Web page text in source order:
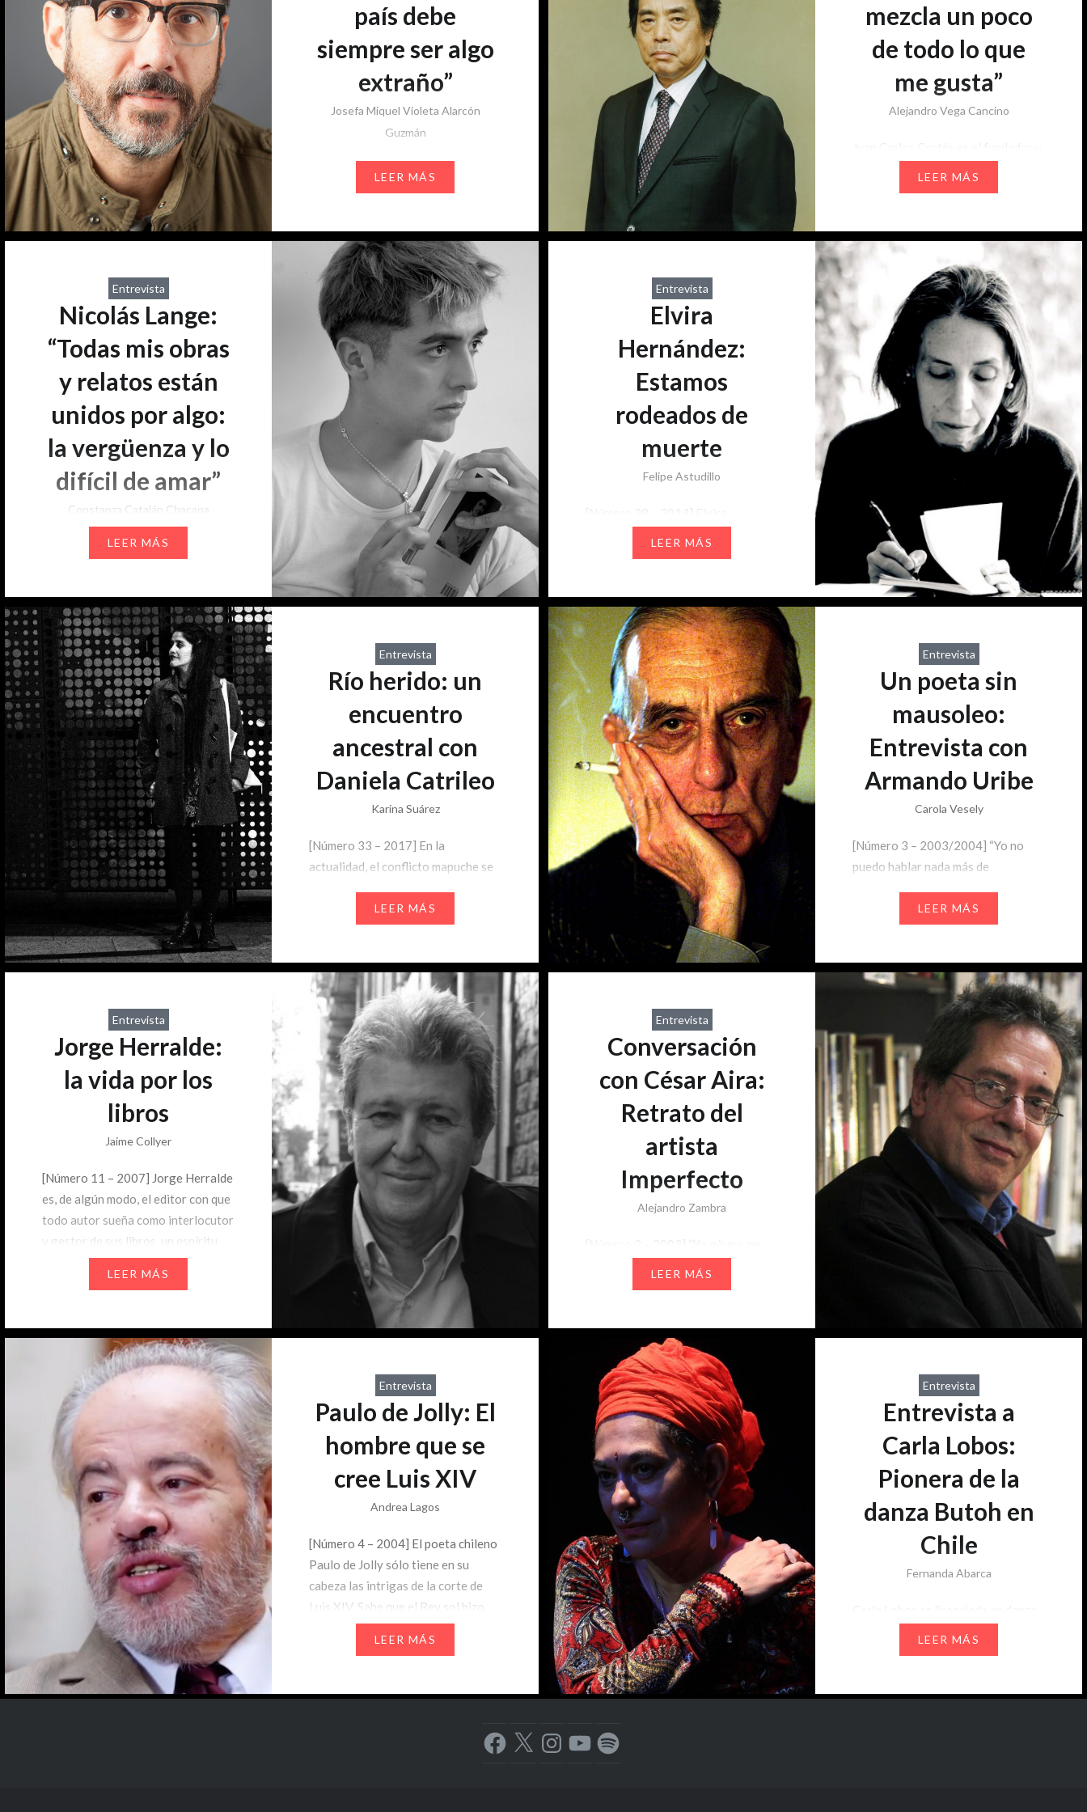
país debe
siempre ser algo
extraño”
Josefa Miquel Violeta Alarcón
Guzmán
El díscolo escritor chileno, autor de
novelas como Mala onda, Missing y
mirada que viene desde adentro,
pero también desde afuera. Desde
sus obsesiones e intereses, nos
cuenta de la transición del Chile
posdictadura, las primeras semillas
del mundo pop y su gusto por lo
freak. Este es un…
LEER MÁS
mezcla un poco
de todo lo que
me gusta”
Alejandro Vega Cancino
director de Abducción, una editorial
de difundir la literatura oriental en
Chile. Dentro de su catálogo, uno
de los autores más importantes es
el japonés Ryū Murakami (Nagasaki,
1952), autor de novelas como
Audición o Sopa de…
LEER MÁS
Entrevista
Nicolás Lange:
“Todas mis obras
y relatos están
unidos por algo:
la vergüenza y lo
difícil de amar”
Constanza Catalán Chacana
Nicolás Lange (Puerto Montt,
chileno que actualmente vive en
Italia. Sus textos le han valido
reconocimientos como la Beca
Mustakis y los Juegos Literarios
Gabriela Mistral. Su obra Esto
podría durar y durar y durar y durar
y durar fue seleccionada en la
Muestra Nacional de…
LEER MÁS
Entrevista
Elvira
Hernández:
Estamos
rodeados de
muerte
Felipe Astudillo
[Número 28 – 2014] Elvira
Hernández, cuyo nombre civil es
¡Arre!, Santiago Waria, Cuaderno
de deportes, entre otros. Escribió
La bandera de Chile en 1981, poco
después de haber estado detenida
en un cuartel de la CNI. La versión
mimeografiada de esta obra
comenzó a circular…
LEER MÁS
Entrevista
Río herido: un
encuentro
ancestral con
Daniela Catrileo
Karina Suárez
[Número 33 – 2017] En la
actualidad, el conflicto mapuche se
comunicación como violento,
terrorista y delictual. Camiones
carabineros en la Araucanía y el
polémico caso del encierro de la
machi Francisca Linconao, son
hechos que nos hacen cuestionar
cuán verídico es lo que los…
LEER MÁS
Entrevista
Un poeta sin
mausoleo:
Entrevista con
Armando Uribe
Carola Vesely
[Número 3 – 2003/2004] “Yo no
puedo hablar nada más de
literario hablar de policía, de la vida,
de cualquier cosa”, advierte con una
que poco a poco va dando paso a
una sutil sonrisa desdentada e
irónica. Hace cuatro años, desde…
LEER MÁS
Entrevista
Jorge Herralde:
la vida por los
libros
Jaime Collyer
[Número 11 – 2007] Jorge Herralde
es, de algún modo, el editor con que
todo autor sueña como interlocutor
y gestor de sus libros, un espíritu
refinado y un lector paciente. Un
hombre elegante, en suma, y en el
del término. Estuvo hace un par de
meses en nuestro país,…
LEER MÁS
Entrevista
Conversación
con César Aira:
Retrato del
artista
Imperfecto
Alejandro Zambra
asombro de que con lo freak que
puede ser, si todo lo mío fue el
típico juedo del niño caprichoso que
quería llamar la atención, uno más
de esos niños insoportables”, dice
―muy en serio y medio en
broma―…
LEER MÁS
Entrevista
Paulo de Jolly: El
hombre que se
cree Luis XIV
Andrea Lagos
[Número 4 – 2004] El poeta chileno
Paulo de Jolly sólo tiene en su
cabeza las intrigas de la corte de
Luis XIV. Sabe que el Rey sol hizo
mamaderas con los senos de
madame de Sevigne y que con una
apiñados como potros en un
LEER MÁS
Entrevista
Entrevista a
Carla Lobos:
Pionera de la
danza Butoh en
Chile
Fernanda Abarca
–teatro con especialidad en circo,
en Berlín a fines de la década de los
LEER MÁS
Facebook
X InstagramYouTubeSpotify